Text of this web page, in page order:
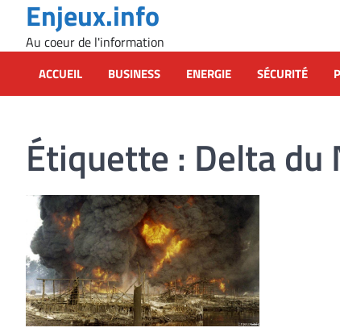
content
Enjeux.info
Au coeur de l'information
ACCUEIL BUSINESS ENERGIE SÉCURITÉ
Étiquette : Delta du